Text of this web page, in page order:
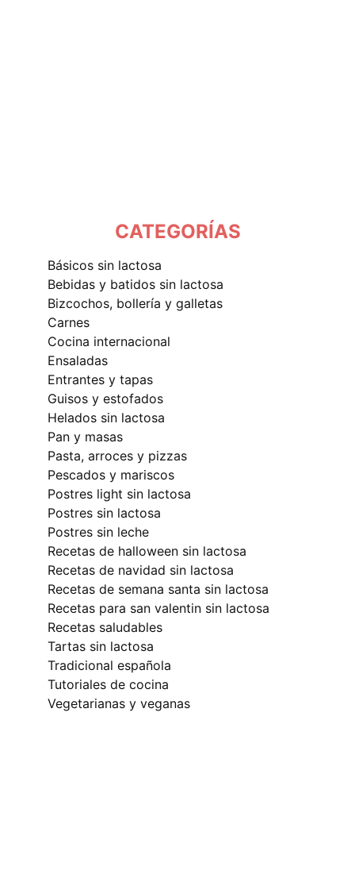
CATEGORÍAS
básicos sin lactosa
bebidas y batidos sin lactosa
bizcochos, bollería y galletas
carnes
cocina internacional
ensaladas
entrantes y tapas
guisos y estofados
helados sin lactosa
pan y masas
pasta, arroces y pizzas
pescados y mariscos
postres light sin lactosa
postres sin lactosa
postres sin leche
recetas de halloween sin lactosa
recetas de navidad sin lactosa
recetas de semana santa sin lactosa
recetas para san valentin sin lactosa
recetas saludables
tartas sin lactosa
tradicional española
tutoriales de cocina
vegetarianas y veganas